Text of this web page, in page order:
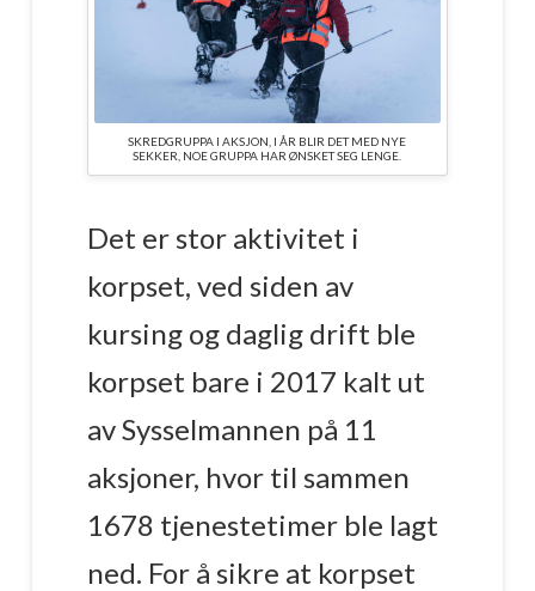
SKREDGRUPPA I AKSJON, I ÅR BLIR DET MED NYE
SEKKER, NOE GRUPPA HAR ØNSKET SEG LENGE.
Det er stor aktivitet i
korpset, ved siden av
kursing og daglig drift ble
korpset bare i 2017 kalt ut
av Sysselmannen på 11
aksjoner, hvor til sammen
1678 tjenestetimer ble lagt
ned. For å sikre at korpset